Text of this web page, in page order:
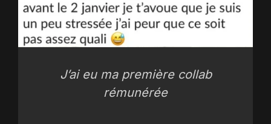
J’ai eu ma première collab
rémunérée